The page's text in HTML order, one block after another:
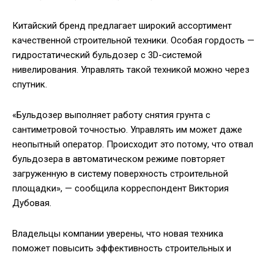
Китайский бренд предлагает широкий ассортимент
качественной строительной техники. Особая гордость —
гидростатический бульдозер с 3D-системой
нивелирования. Управлять такой техникой можно через
спутник.
«Бульдозер выполняет работу снятия грунта с
сантиметровой точностью. Управлять им может даже
неопытный оператор. Происходит это потому, что отвал
бульдозера в автоматическом режиме повторяет
загруженную в систему поверхность строительной
площадки», — сообщила корреспондент Виктория
Дубовая.
Владельцы компании уверены, что новая техника
поможет повысить эффективность строительных и